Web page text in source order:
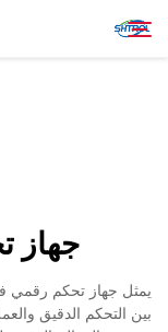
جهاز
يمثل جهاز تحكم رقمي
بين التحكم الدقيق